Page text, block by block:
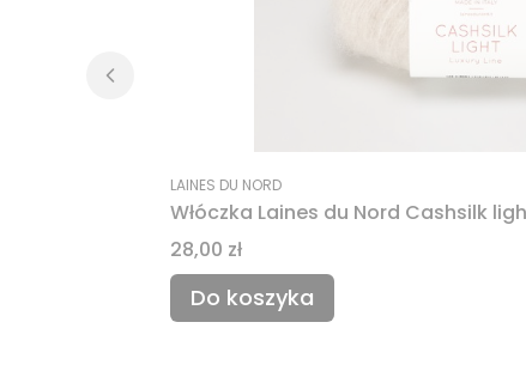
LAINES DU NORD
Włóczka Laines du Nord Cashsilk
Cena
28,00 zł
Do koszyka